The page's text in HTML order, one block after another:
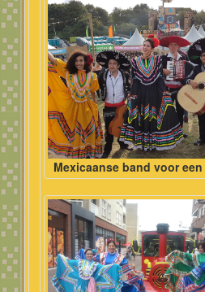
Mexicaanse band voor